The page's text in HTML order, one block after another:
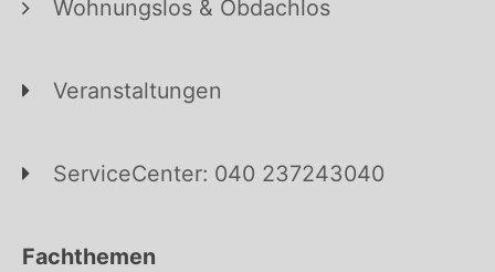
Wohnungslos & Obdachlos
Veranstaltungen
ServiceCenter: 040 237243040
Fachthemen